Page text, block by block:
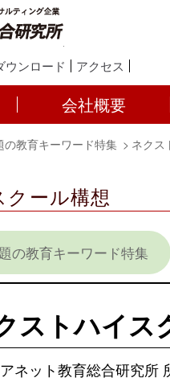
ウンロード アクセス
会社概要
教育キーワード特集 ネクス
ール構想
の教育キーワード特集
ストハイス
ネット教育総合研究所